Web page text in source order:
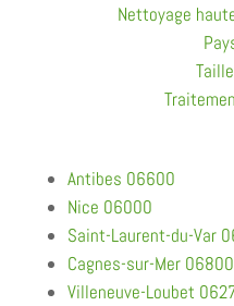
Nettoyage
Antibes 06600
Nice 06000
Saint-Laurent-du-Var
Cagnes-sur-Mer 06800
Villeneuve-Loubet